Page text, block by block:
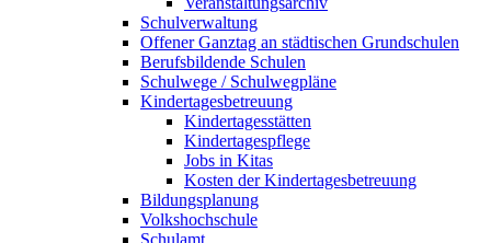
Schulverwaltung
Offener Ganztag an städtischen Grundschulen
Berufsbildende Schulen
Schulwege / Schulwegpläne
Kindertagesbetreuung
Kindertagesstätten
Kindertagespflege
Jobs in Kitas
Kosten der Kindertagesbetreuung
Bildungsplanung
Volkshochschule
Schulamt